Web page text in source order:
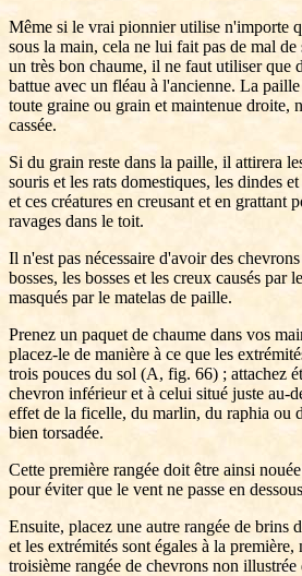
Même si le vrai pionnier utilise n'importe
sous la main, cela ne lui fait pas de mal
un très bon chaume, il ne faut utiliser que
battue avec un fléau à l'ancienne. La
toute graine ou grain et maintenue droite,
cassée.
Si du grain reste dans la paille, il attirera
souris et les rats domestiques, les dindes
et ces créatures en creusant et en grattant
ravages dans le toit.
Il n'est pas nécessaire d'avoir des
bosses, les bosses et les creux causés par
masqués par le matelas de paille.
Prenez un paquet de chaume dans vos
placez-le de manière à ce que les
trois pouces du sol (A, fig. 66) ; attachez
chevron inférieur et à celui situé juste au-
effet de la ficelle, du marlin, du raphia ou
bien torsadée.
Cette première rangée doit être ainsi
pour éviter que le vent ne passe en
Ensuite, placez une autre rangée de brins
et les extrémités sont égales à la première,
troisième rangée de chevrons non illustrée